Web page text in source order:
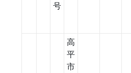
号
高
平
市